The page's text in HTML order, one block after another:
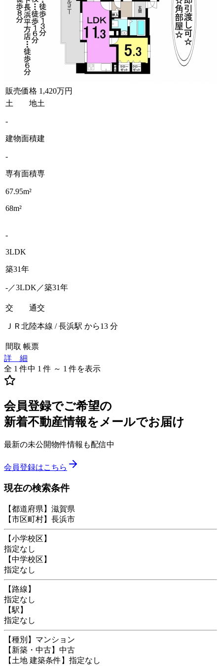
販売価格 1,420万円
土 地土
-
建物面積建
-
専有面積専
67.95m²
68m²
-
3LDK
築31年
-／3LDK／築31年
交 通交
ＪＲ北陸本線 / 長浜駅 から13 分
間取 帳票
詳 細
全 1 件中 1 件 ～ 1 件を表示
会員登録でご希望の
新着不動産情報をメールでお届け
最新の未公開物件情報も配信中
会員登録はこちら
現在の検索条件
【都道府県】滋賀県
【市区町村】長浜市
【小学校区】
指定なし
【中学校区】
指定なし
【路線】
指定なし
【駅】
指定なし
【種別】マンション
【新築・中古】中古
【土地 建築条件】指定なし